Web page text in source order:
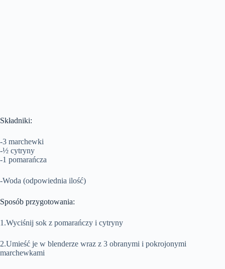
Składniki:
-3 marchewki
-½ cytryny
-1 pomarańcza
-Woda (odpowiednia ilość)
Sposób przygotowania:
1.Wyciśnij sok z pomarańczy i cytryny
2.Umieść je w blenderze wraz z 3 obranymi i pokrojonymi
marchewkami